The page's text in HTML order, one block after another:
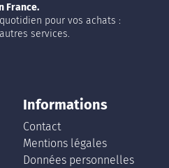
France.
pour vos achats :
services.
Informations
Contact
Mentions légales
Données personnelles